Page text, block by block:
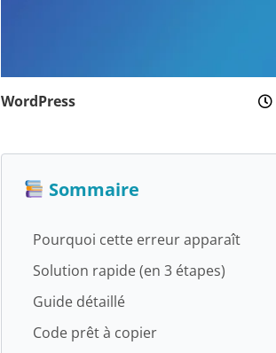
WordPress
7
2026
Sommaire
Pourquoi cette erreur apparaît
Solution rapide (en 3 étapes)
Guide détaillé
Code prêt à copier